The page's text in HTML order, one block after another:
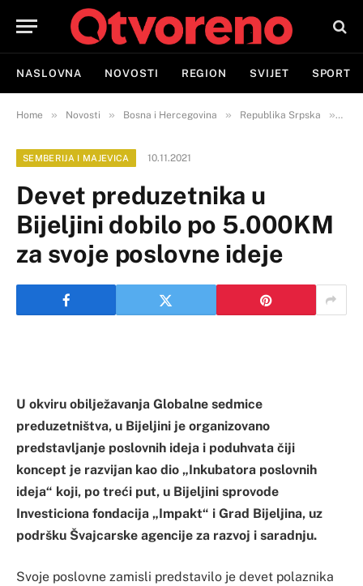
NASLOVNA NOVOSTI REGION SVIJET SPORT
Home » Novosti » Bosna i Hercegovina » Republika Srpska »
SEMBERIJA I MAJEVICA 10.11.2021
Devet preduzetnika u
Bijeljini dobilo po 5.000KM
za svoje poslovne ideje
U okviru obilježavanja Globalne sedmice
preduzetništva, u Bijeljini je organizovano
predstavljanje poslovnih ideja i poduhvata čiji
koncept je razvijan kao dio „Inkubatora poslovnih
ideja“ koji, po treći put, u Bijeljini sprovode
Investiciona fondacija „Impakt“ i Grad Bijeljina, uz
podršku Švajcarske agencije za razvoj i saradnju.
Svoje poslovne zamisli predstavilo je devet polaznika